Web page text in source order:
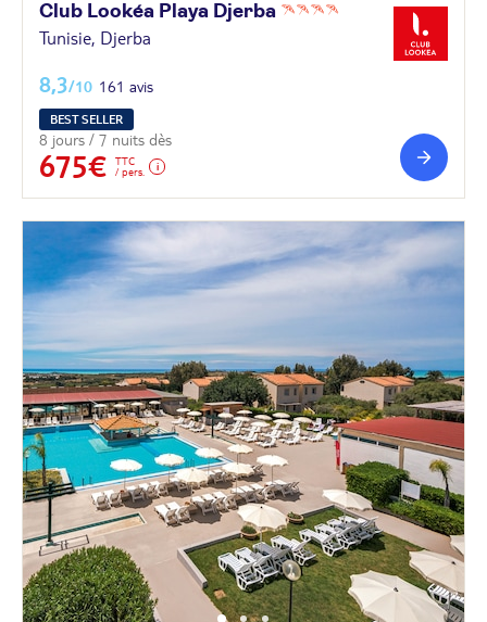
Club Lookéa Playa Djerba
Tunisie, Djerba
8,3/10 161 avis
BEST SELLER
8 jours / 7 nuits dès
675€
TTC
/ pers.